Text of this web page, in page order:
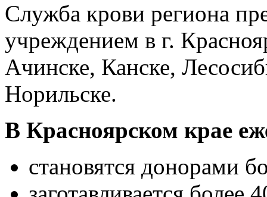
Служба крови региона
учреждением в г.
Ачинске, Канске,
Норильске.
В Красноярском крае
становятся донорами